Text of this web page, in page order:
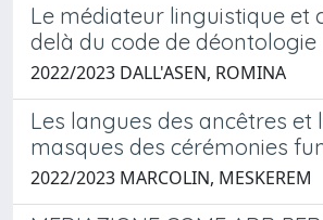
Le médiateur linguistique et
delà du code de déontologie
2022/2023 DALL'ASEN, ROMINA
Les langues des ancêtres et
masques des cérémonies
2022/2023 MARCOLIN, MESKEREM